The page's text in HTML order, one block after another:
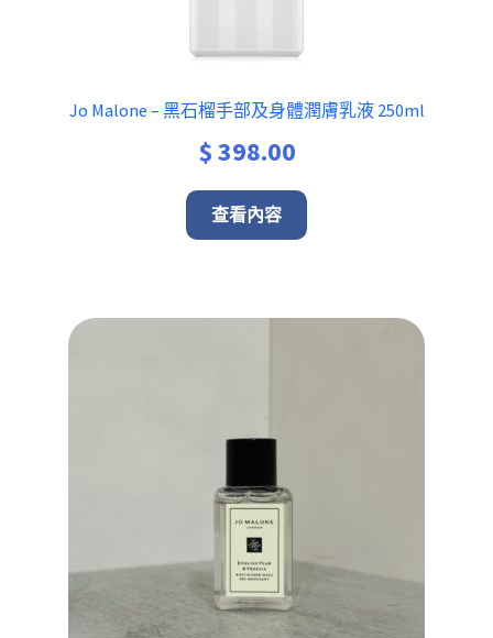
Jo Malone – 黑石榴手部及身體潤膚乳液 250ml
$398.00
查看內容